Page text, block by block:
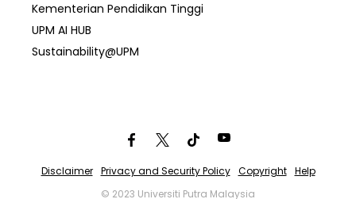
Kementerian Pendidikan Tinggi
UPM AI HUB
Sustainability@UPM
Disclaimer Privacy and Security Policy Copyright
Help
© 2023 Universiti Putra Malaysia